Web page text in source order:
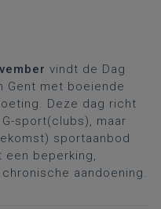
vindt de Dag
Gent met boeiende
Deze dag richt
sport(clubs), maar
sportaanbod
beperking,
aandoening.